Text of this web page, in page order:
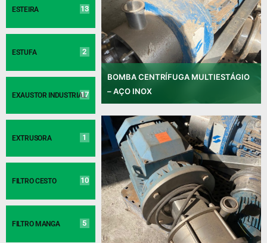
ESTEIRA 13
ESTUFA 2
EXAUSTOR INDUSTRIAL
17
EXTRUSORA 1
FILTRO CESTO 10
FILTRO MANGA 5
BOMBA CENTRÍFUGA MULTIESTÁGIO
– AÇO INOX